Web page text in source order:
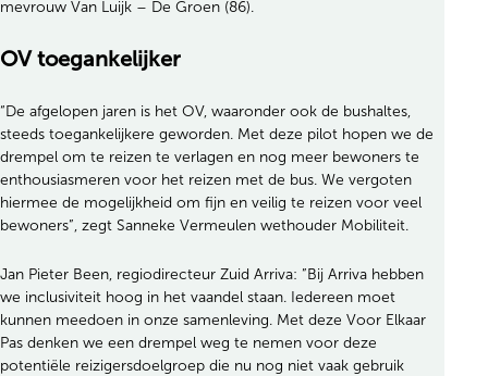
mevrouw Van Luijk – De Groen (86).
OV toegankelijker
“De afgelopen jaren is het OV, waaronder ook de bushaltes,
steeds toegankelijkere geworden. Met deze pilot hopen we de
drempel om te reizen te verlagen en nog meer bewoners te
enthousiasmeren voor het reizen met de bus. We vergoten
hiermee de mogelijkheid om fijn en veilig te reizen voor veel
bewoners”, zegt Sanneke Vermeulen wethouder Mobiliteit.
Jan Pieter Been, regiodirecteur Zuid Arriva: ”Bij Arriva hebben
we inclusiviteit hoog in het vaandel staan. Iedereen moet
kunnen meedoen in onze samenleving. Met deze Voor Elkaar
Pas denken we een drempel weg te nemen voor deze
potentiële reizigersdoelgroep die nu nog niet vaak gebruik